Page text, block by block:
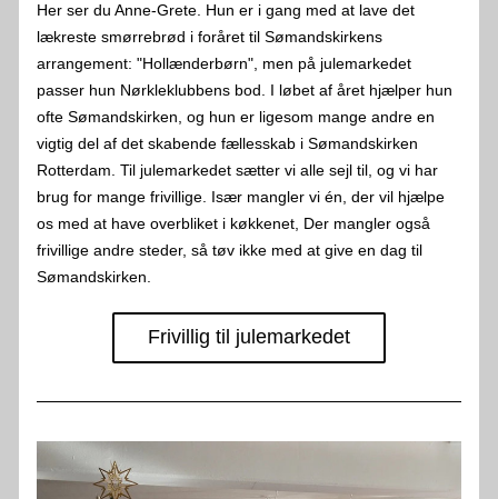
Her ser du Anne-Grete. Hun er i gang med at lave det
lækreste smørrebrød i foråret til Sømandskirkens
arrangement: "Hollænderbørn", men på julemarkedet
passer hun Nørkleklubbens bod. I løbet af året hjælper hun
ofte Sømandskirken, og hun er ligesom mange andre en
vigtig del af det skabende fællesskab i Sømandskirken
Rotterdam. Til julemarkedet sætter vi alle sejl til, og vi har
brug for mange frivillige. Især mangler vi én, der vil hjælpe
os med at have overbliket i køkkenet, Der mangler også
frivillige andre steder, så tøv ikke med at give en dag til
Sømandskirken.
Frivillig til julemarkedet